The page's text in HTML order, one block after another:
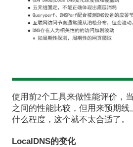
使用前2个工具来做性能评价，
之间的性能比较，但用来预期线
什么程度，这个就不太合适了。
LocalDNS的变化